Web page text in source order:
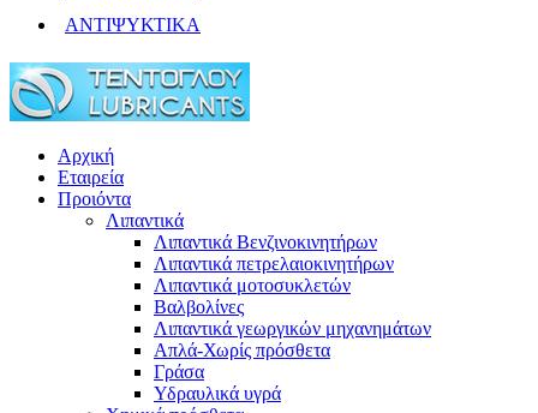
ΑΝΤΙΨΥΚΤΙΚΑ
Αρχική
Εταιρεία
Προιόντα
Λιπαντικά
Λιπαντικά Βενζινοκινητήρων
Λιπαντικά πετρελαιοκινητήρων
Λιπαντικά μοτοσυκλετών
Βαλβολίνες
Λιπαντικά γεωργικών μηχανημάτων
Απλά-Χωρίς πρόσθετα
Γράσα
Υδραυλικά υγρά